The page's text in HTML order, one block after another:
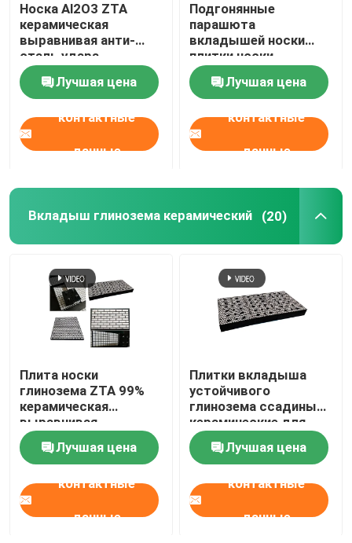
Носка Al2O3 ZTA
керамическая
выравнивая анти-
сталь удара
подперла резиновое
Лучшая цена
контактные
данные
Подгонянные
парашюта
вкладышей носки
плитки носки
резинового
керамического
керамические
Лучшая цена
контактные
данные
Вкладыш глинозема керамический (20)
Плита носки
глинозема ZTA 99%
керамическая
выравнивая
подпертое стальное
Лучшая цена
контактные
данные
Плитки вкладыша
устойчивого
глинозема ссадины
керамические для
минируя цемента
Лучшая цена
контактные
данные